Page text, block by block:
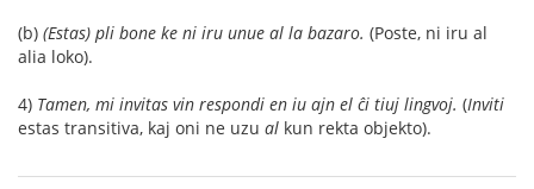
(b) (Estas) pli bone ke ni iru unue al la bazaro. (Poste, ni iru al
alia loko).
4) Tamen, mi invitas vin respondi en iu ajn el ĉi tiuj lingvoj. (Inviti
estas transitiva, kaj oni ne uzu al kun rekta objekto).